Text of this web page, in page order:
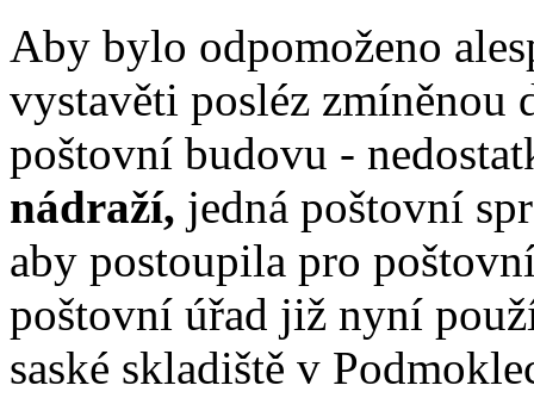
Aby bylo odpomoženo
vystavěti posléz
poštovní budovu -
nádraží, jedná poštovní
aby postoupila pro
poštovní úřad již nyní
saské skladiště v